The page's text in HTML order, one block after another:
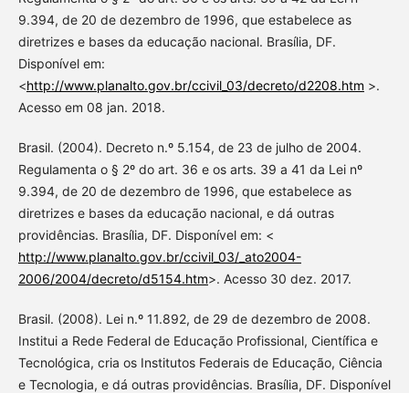
9.394, de 20 de dezembro de 1996, que estabelece as
diretrizes e bases da educação nacional. Brasília, DF.
Disponível em:
<http://www.planalto.gov.br/ccivil_03/decreto/d2208.htm >.
Acesso em 08 jan. 2018.
Brasil. (2004). Decreto n.º 5.154, de 23 de julho de 2004.
Regulamenta o § 2º do art. 36 e os arts. 39 a 41 da Lei nº
9.394, de 20 de dezembro de 1996, que estabelece as
diretrizes e bases da educação nacional, e dá outras
providências. Brasília, DF. Disponível em: <
http://www.planalto.gov.br/ccivil_03/_ato2004-
2006/2004/decreto/d5154.htm>. Acesso 30 dez. 2017.
Brasil. (2008). Lei n.º 11.892, de 29 de dezembro de 2008.
Institui a Rede Federal de Educação Profissional, Científica e
Tecnológica, cria os Institutos Federais de Educação, Ciência
e Tecnologia, e dá outras providências. Brasília, DF. Disponível